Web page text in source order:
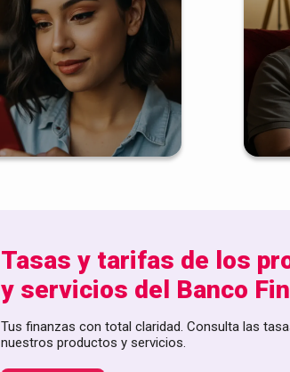
Tasas y tarifas de los
y servicios del Banco
Tus finanzas con total claridad. Consulta las
nuestros productos y servicios.